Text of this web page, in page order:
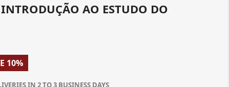
INTRODUÇÃO AO ESTUDO DO
10%
IN 2 TO 3 BUSINESS DAYS